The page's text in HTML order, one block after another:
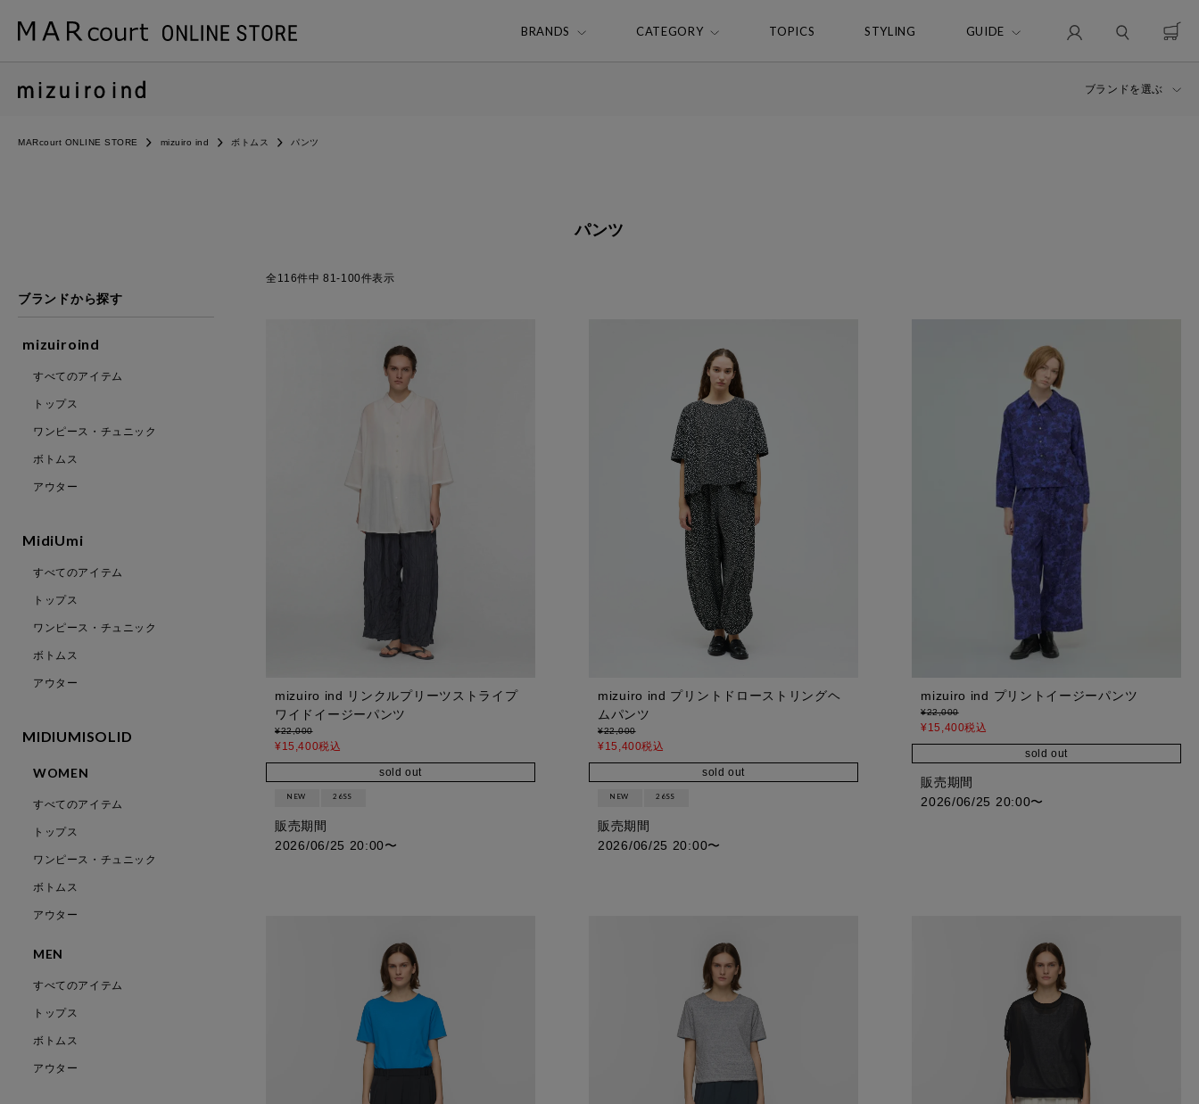
BRANDS CATEGORY TOPICS STYLING GUIDE
ブランドを選ぶ
MARcourt ONLINE STORE mizuiro ind ボトムス パンツ
パンツ
ブランドから探す
mizuiroind
すべてのアイテム
トップス
ワンピース・チュニック
ボトムス
アウター
MidiUmi
すべてのアイテム
トップス
ワンピース・チュニック
ボトムス
アウター
MIDIUMISOLID
WOMEN
すべてのアイテム
トップス
ワンピース・チュニック
ボトムス
アウター
MEN
すべてのアイテム
トップス
ボトムス
アウター
116件中 81-100件表示
mizuiro ind リンクルプリーツストライプ
ワイドイージーパンツ
¥22,000
¥15,400税込
sold out
NEW 26SS
販売期間
2026/06/25 20:00〜
mizuiro ind プリントドローストリングヘ
ムパンツ
¥22,000
¥15,400税込
sold out
NEW 26SS
販売期間
2026/06/25 20:00〜
mizuiro ind プリントイージーパンツ
¥22,000
¥15,400税込
sold out
販売期間
2026/06/25 20:00〜